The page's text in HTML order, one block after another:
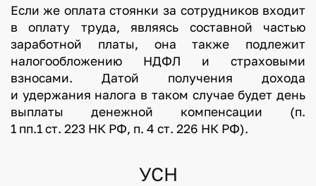
Если же оплата стоянки за сотрудников входит
в оплату труда, являясь составной частью
заработной платы, она также подлежит
налогообложению НДФЛ и страховыми
взносами. Датой получения дохода
и удержания налога в таком случае будет день
выплаты денежной компенсации (п.
1 пп.1 ст. 223 НК РФ, п. 4 ст. 226 НК РФ).
УСН